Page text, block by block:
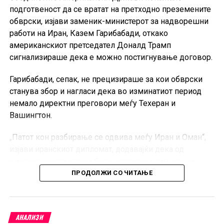
подготвеност да се вратат на претходно преземените
обврски, изјави заменик-министерот за надворешни
работи на Иран, Казем Гарибабади, откако
американскиот претседател Доналд Трамп
сигнализираше дека е можно постигнување договор.
Гарибабади, сепак, не прецизираше за кои обврски
станува збор и нагласи дека во изминатиот период
немало директни преговори меѓу Техеран и
Вашингтон.
„Патот кон разбирање се одвива меѓу Иран и Оман“,
враќање кон претходните договори.
Иран и Оман во меѓувреме се приближуваат кон
комерцијалните бродови низ Ормутскиот Теснец.
ПРОДОЛЖИ СО ЧИТАЊЕ
АНАЛИЗИ